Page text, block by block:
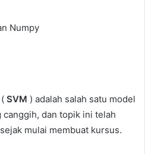
Numpy
( SVM ) adalah salah satu model
dan topik ini telah
mulai membuat kursus.